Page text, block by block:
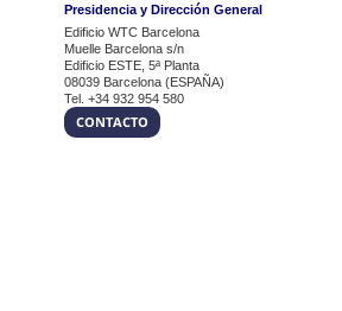
Presidencia y Dirección General
Edificio WTC Barcelona
Muelle Barcelona s/n
Edificio ESTE, 5ª Planta
08039 Barcelona (ESPAÑA)
Tel. +34 932 954 580
CONTACTO